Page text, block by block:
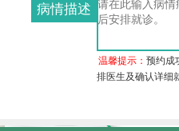
病情描述
温馨提示：预约成
排医生及确认详细